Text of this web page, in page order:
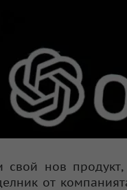
нов
от